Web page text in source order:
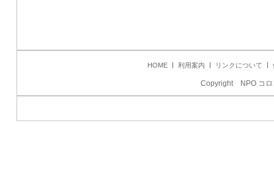
HOME 利用案内 リンクについて
Copyright NPO コロ